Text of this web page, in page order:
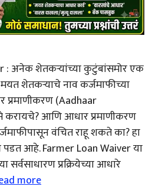
: अनेक शेतकऱ्यांच्या कुटुंबांसमोर एक
मयत शेतकऱ्याचे नाव कर्जमाफीच्या
(Aadhaar
आणि आधार प्रमाणीकरण
वंचित राहू शकते का? हा
पडत आहे. Farmer Loan Waiver या
प्रक्रियेच्या आधारे
more